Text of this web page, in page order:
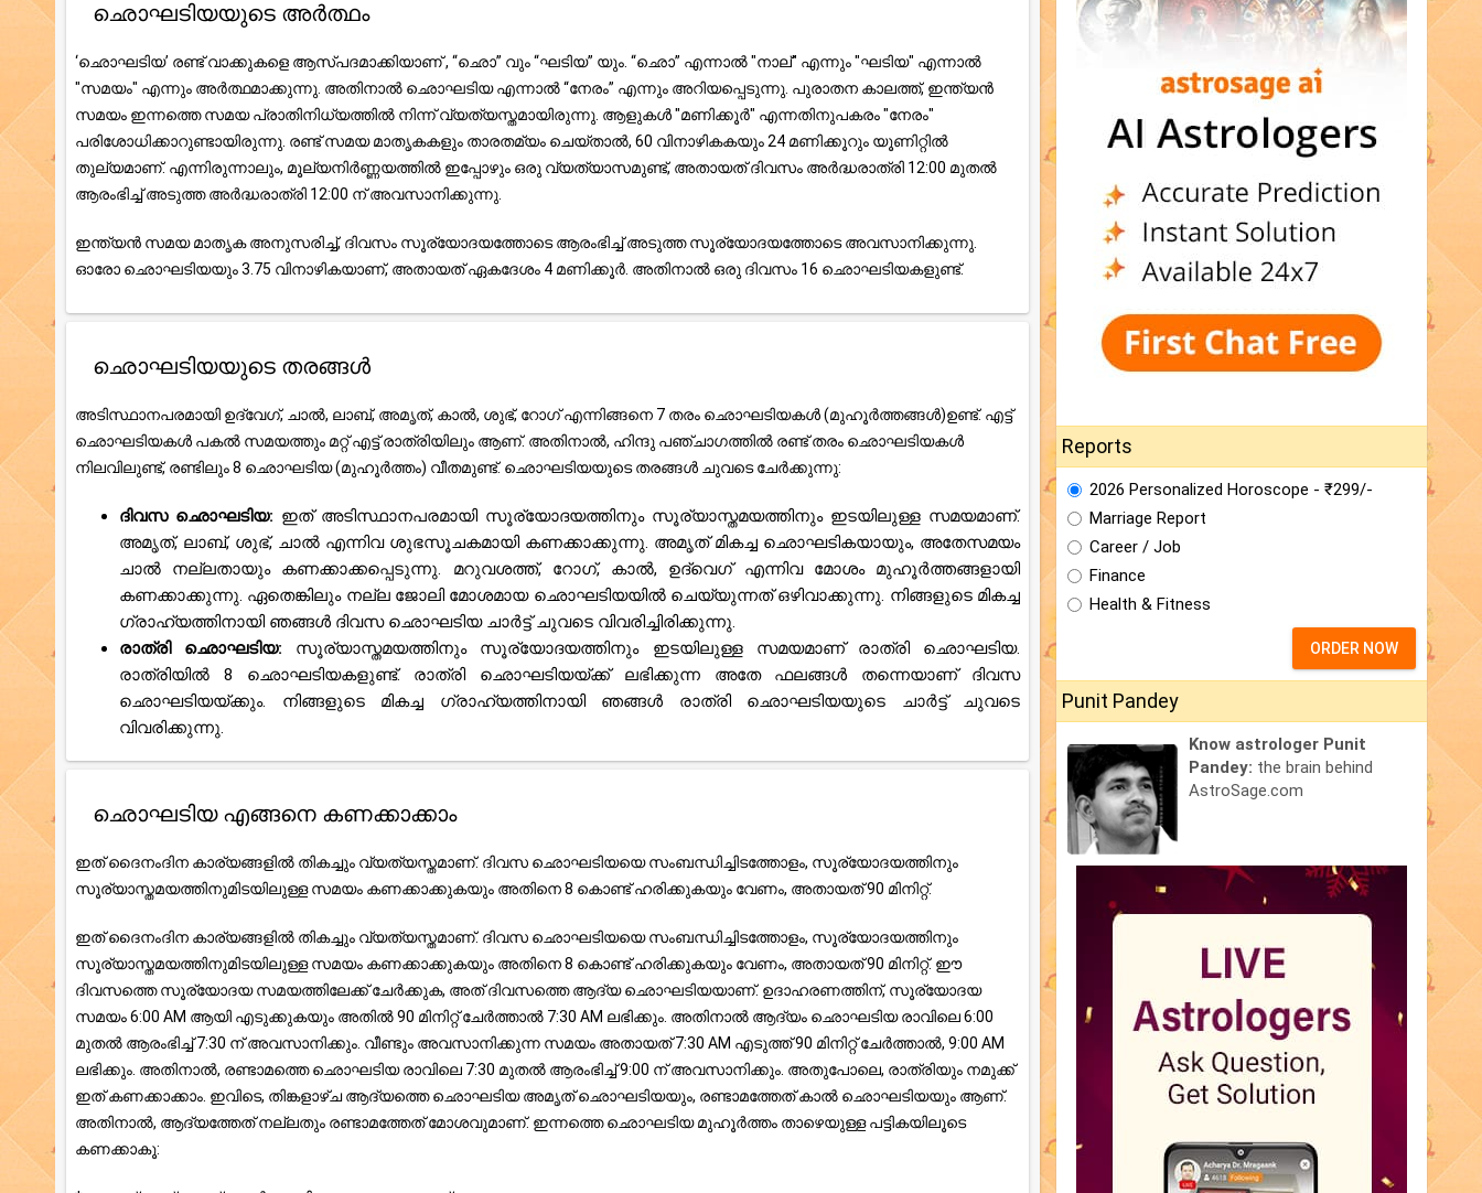
ഛൊഘടിയയുടെ അർത്ഥം
‘ഛൊഘടിയ’ രണ്ട് വാക്കുകളെ ആസ്പദമാക്കിയാണ് , “ഛൊ” വും “ഘടിയ” യും. “ഛൊ” എന്നാൽ "നാല്" എന്നും "ഘടിയ" എന്നാൽ
"സമയം" എന്നും അർത്ഥമാക്കുന്നു. അതിനാൽ ഛൊഘടിയ എന്നാൽ “നേരം” എന്നും അറിയപ്പെടുന്നു. പുരാതന കാലത്ത്, ഇന്ത്യൻ
സമയം ഇന്നത്തെ സമയ പ്രാതിനിധ്യത്തിൽ നിന്ന് വ്യത്യസ്തമായിരുന്നു. ആളുകൾ "മണിക്കൂർ" എന്നതിനുപകരം "നേരം"
പരിശോധിക്കാറുണ്ടായിരുന്നു. രണ്ട് സമയ മാതൃകകളും താരതമ്യം ചെയ്താൽ, 60 വിനാഴികകയും 24 മണിക്കൂറും യൂണിറ്റിൽ
തുല്യമാണ്. എന്നിരുന്നാലും, മൂല്യനിർണ്ണയത്തിൽ ഇപ്പോഴും ഒരു വ്യത്യാസമുണ്ട്, അതായത് ദിവസം അർദ്ധരാത്രി 12:00 മുതൽ
ആരംഭിച്ച് അടുത്ത അർദ്ധരാത്രി 12:00 ന് അവസാനിക്കുന്നു.
ഇന്ത്യൻ സമയ മാതൃക അനുസരിച്ച്, ദിവസം സൂര്യോദയത്തോടെ ആരംഭിച്ച് അടുത്ത സൂര്യോദയത്തോടെ അവസാനിക്കുന്നു.
ഓരോ ഛൊഘടിയയും 3.75 വിനാഴികയാണ്, അതായത് ഏകദേശം 4 മണിക്കൂർ. അതിനാൽ ഒരു ദിവസം 16 ഛൊഘടിയകളുണ്ട്.
ഛൊഘടിയയുടെ തരങ്ങൾ
അടിസ്ഥാനപരമായി ഉദ്വേഗ്, ചാൽ, ലാബ്, അമൃത്, കാൽ, ശുഭ്, റോഗ് എന്നിങ്ങനെ 7 തരം ഛൊഘടിയകൾ (മുഹൂർത്തങ്ങൾ)ഉണ്ട്. എട്ട്
ഛൊഘടിയകൾ പകൽ സമയത്തും മറ്റ് എട്ട് രാത്രിയിലും ആണ്. അതിനാൽ, ഹിന്ദു പഞ്ചാഗത്തിൽ രണ്ട് തരം ഛൊഘടിയകൾ
നിലവിലുണ്ട്, രണ്ടിലും 8 ഛൊഘടിയ (മുഹൂർത്തം) വീതമുണ്ട്. ഛൊഘടിയയുടെ തരങ്ങൾ ചുവടെ ചേർക്കുന്നു:
ദിവസ ഛൊഘടിയ: ഇത് അടിസ്ഥാനപരമായി സൂര്യോദയത്തിനും സൂര്യാസ്തമയത്തിനും ഇടയിലുള്ള സമയമാണ്.
അമൃത്, ലാബ്, ശുഭ്, ചാൽ എന്നിവ ശുഭസൂചകമായി കണക്കാക്കുന്നു. അമൃത് മികച്ച ഛൊഘടികയായും, അതേസമയം
ചാൽ നല്ലതായും കണക്കാക്കപ്പെടുന്നു. മറുവശത്ത്, റോഗ്, കാൽ, ഉദ്‌വെഗ് എന്നിവ മോശം മുഹൂർത്തങ്ങളായി
കണക്കാക്കുന്നു. ഏതെങ്കിലും നല്ല ജോലി മോശമായ ഛൊഘടിയയിൽ ചെയ്യുന്നത് ഒഴിവാക്കുന്നു. നിങ്ങളുടെ മികച്ച
ഗ്രാഹ്യത്തിനായി ഞങ്ങൾ ദിവസ ഛൊഘടിയ ചാർട്ട് ചുവടെ വിവരിച്ചിരിക്കുന്നു.
രാത്രി ഛൊഘടിയ: സൂര്യാസ്തമയത്തിനും സൂര്യോദയത്തിനും ഇടയിലുള്ള സമയമാണ് രാത്രി ഛൊഘടിയ.
രാത്രിയിൽ 8 ഛൊഘടിയകളുണ്ട്. രാത്രി ഛൊഘടിയയ്ക്ക് ലഭിക്കുന്ന അതേ ഫലങ്ങൾ തന്നെയാണ് ദിവസ
ഛൊഘടിയയ്ക്കും. നിങ്ങളുടെ മികച്ച ഗ്രാഹ്യത്തിനായി ഞങ്ങൾ രാത്രി ഛൊഘടിയയുടെ ചാർട്ട് ചുവടെ
വിവരിക്കുന്നു.
ഛൊഘടിയ എങ്ങനെ കണക്കാക്കാം
ഇത് ദൈനംദിന കാര്യങ്ങളിൽ തികച്ചും വ്യത്യസ്തമാണ്. ദിവസ ഛൊഘടിയയെ സംബന്ധിച്ചിടത്തോളം, സൂര്യോദയത്തിനും
സൂര്യാസ്തമയത്തിനുമിടയിലുള്ള സമയം കണക്കാക്കുകയും അതിനെ 8 കൊണ്ട് ഹരിക്കുകയും വേണം, അതായത് 90 മിനിറ്റ്.
ഇത് ദൈനംദിന കാര്യങ്ങളിൽ തികച്ചും വ്യത്യസ്തമാണ്. ദിവസ ഛൊഘടിയയെ സംബന്ധിച്ചിടത്തോളം, സൂര്യോദയത്തിനും
സൂര്യാസ്തമയത്തിനുമിടയിലുള്ള സമയം കണക്കാക്കുകയും അതിനെ 8 കൊണ്ട് ഹരിക്കുകയും വേണം, അതായത് 90 മിനിറ്റ്. ഈ
ദിവസത്തെ സൂര്യോദയ സമയത്തിലേക്ക് ചേർക്കുക, അത് ദിവസത്തെ ആദ്യ ഛൊഘടിയയാണ്. ഉദാഹരണത്തിന്, സൂര്യോദയ
സമയം 6:00 AM ആയി എടുക്കുകയും അതിൽ 90 മിനിറ്റ് ചേർത്താൽ 7:30 AM ലഭിക്കും. അതിനാൽ ആദ്യം ഛൊഘടിയ രാവിലെ 6:00
മുതൽ ആരംഭിച്ച് 7:30 ന് അവസാനിക്കും. വീണ്ടും അവസാനിക്കുന്ന സമയം അതായത് 7:30 AM എടുത്ത് 90 മിനിറ്റ് ചേർത്താൽ, 9:00 AM
ലഭിക്കും. അതിനാൽ, രണ്ടാമത്തെ ഛൊഘടിയ രാവിലെ 7:30 മുതൽ ആരംഭിച്ച് 9:00 ന് അവസാനിക്കും. അതുപോലെ, രാത്രിയും നമുക്ക്
ഇത് കണക്കാക്കാം. ഇവിടെ, തിങ്കളാഴ്ച ആദ്യത്തെ ഛൊഘടിയ അമൃത് ഛൊഘടിയയും, രണ്ടാമത്തേത് കാൽ ഛൊഘടിയയും ആണ്.
അതിനാൽ, ആദ്യത്തേത് നല്ലതും രണ്ടാമത്തേത് മോശവുമാണ്. ഇന്നത്തെ ഛൊഘടിയ മുഹൂർത്തം താഴെയുള്ള പട്ടികയിലൂടെ
കണക്കാകൂ:
Reports
2026 Personalized Horoscope - ₹299/-
Marriage Report
Career / Job
Finance
Health & Fitness
ORDER NOW
Punit Pandey
Know astrologer Punit
Pandey: the brain behind
AstroSage.com